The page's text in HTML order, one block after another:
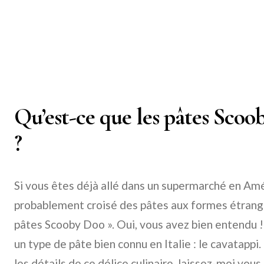
Qu’est-ce que les pâtes
?
Si vous êtes déjà allé dans un supermarché en
probablement croisé des pâtes aux formes
pâtes Scooby Doo ». Oui, vous avez bien entendu
un type de pâte bien connu en Italie : le